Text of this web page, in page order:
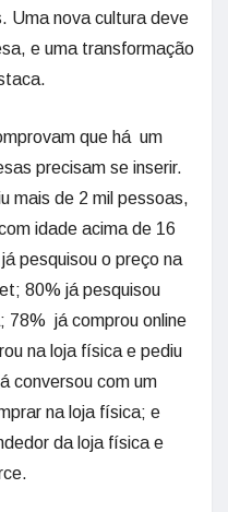
Uma nova cultura deve
e uma transformação
que há um
precisam se inserir.
mais de 2 mil pessoas,
idade acima de 16
pesquisou o preço na
80% já pesquisou
78% já comprou online
na loja física e pediu
conversou com um
na loja física; e
da loja física e